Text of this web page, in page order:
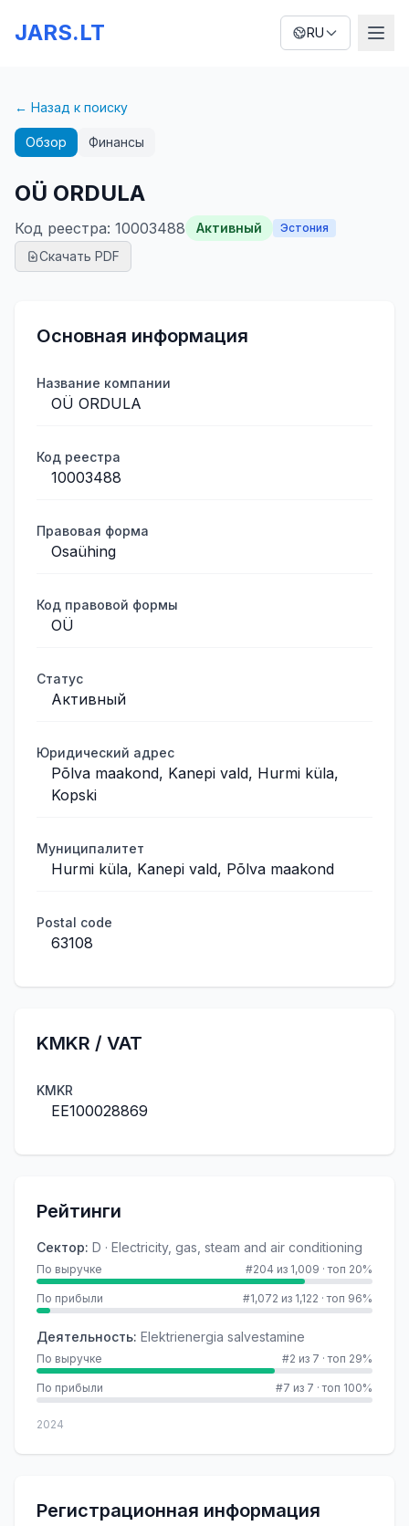
JARS.LT RU
← Назад к поиску
Обзор Финансы
OÜ ORDULA
Код реестра: 10003488 Активный Эстония
Скачать PDF
Основная информация
Название компании
OÜ ORDULA
Код реестра
10003488
Правовая форма
Osaühing
Код правовой формы
OÜ
Статус
Активный
Юридический адрес
Põlva maakond, Kanepi vald, Hurmi küla,
Kopski
Муниципалитет
Hurmi küla, Kanepi vald, Põlva maakond
Postal code
63108
KMKR / VAT
KMKR
EE100028869
Рейтинги
Сектор: D · Electricity, gas, steam and air conditioning
По выручке #204 из 1,009 ·топ 20%
По прибыли #1,072 из 1,122 ·топ 96%
Деятельность: Elektrienergia salvestamine
По выручке #2 из 7 ·топ 29%
По прибыли #7 из 7 ·топ 100%
2024
Регистрационная информация